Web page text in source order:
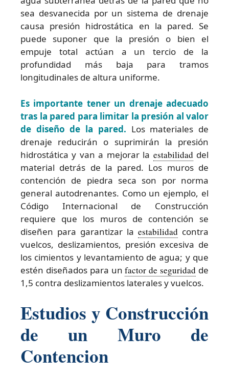
sea desvanecida por un sistema de drenaje
causa presión hidrostática en la pared. Se
puede suponer que la presión o bien el
empuje total actúan a un tercio de la
profundidad más baja para tramos
longitudinales de altura uniforme.
Es importante tener un drenaje adecuado
tras la pared para limitar la presión al valor
de diseño de la pared. Los materiales de
drenaje reducirán o suprimirán la presión
hidrostática y van a mejorar la estabilidad del
material detrás de la pared. Los muros de
contención de piedra seca son por norma
general autodrenantes. Como un ejemplo, el
Código Internacional de Construcción
requiere que los muros de contención se
diseñen para garantizar la estabilidad contra
vuelcos, deslizamientos, presión excesiva de
los cimientos y levantamiento de agua; y que
estén diseñados para unfactor de seguridad de
1,5 contra deslizamientos laterales y vuelcos.
Estudios y Construcción
de un Muro de
Contencion